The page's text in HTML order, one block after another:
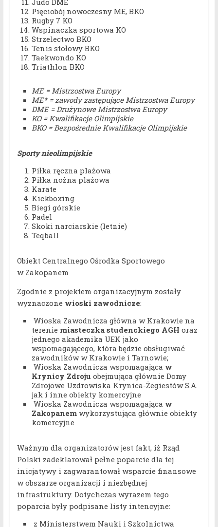
Judo DME
Pięciobój nowoczesny ME, BKO
Rugby 7 KO
Wspinaczka sportowa KO
Strzelectwo BKO
Tenis stołowy BKO
Taekwondo KO
Triathlon BKO
ME = Mistrzostwa Europy
ME* = zawody zastępujące Mistrzostwa Europy
DME = Drużynowe Mistrzostwa Europy
KO = Kwalifikacje Olimpijskie
BKO = Bezpośrednie Kwalifikacje Olimpijskie
Sporty nieolimpijskie
Piłka ręczna plażowa
Piłka nożna plażowa
Karate
Kickboxing
Biegi górskie
Padel
Skoki narciarskie (letnie)
Teqball
Obiekt Centralnego Ośrodka Sportowego
w Zakopanem
Zgodnie z projektem organizacyjnym zostały
wyznaczone wioski zawodnicze:
Wioska Zawodnicza główna w Krakowie na
terenie miasteczka studenckiego AGH oraz
jednego akademika UEK jako
wspomagającego, która będzie obsługiwać
zawodników w Krakowie i Tarnowie;
Wioska Zawodnicza wspomagająca w
Krynicy Zdroju obejmująca głównie Domy
Zdrojowe Uzdrowiska Krynica-Żegiestów S.A.
jak i inne obiekty komercyjne
Wioska Zawodnicza wspomagająca w
Zakopanemwykorzystująca głównie obiekty
komercyjne
Ważnym dla organizatorów jest fakt, iż Rząd
Polski zadeklarował pełne poparcie dla tej
inicjatywy i zagwarantował wsparcie finansowe
w obszarze organizacji i niezbędnej
infrastruktury. Dotychczas wyrazem tego
poparcia były podpisane listy intencyjne:
z Ministerstwem Nauki i Szkolnictwa